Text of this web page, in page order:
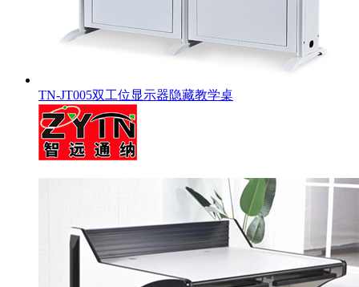
TN-JT005双工位显示器隐藏教学桌